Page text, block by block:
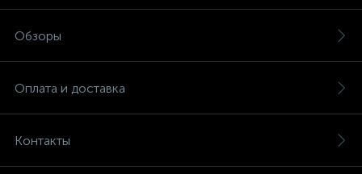
Обзоры
Оплата и доставка
Контакты